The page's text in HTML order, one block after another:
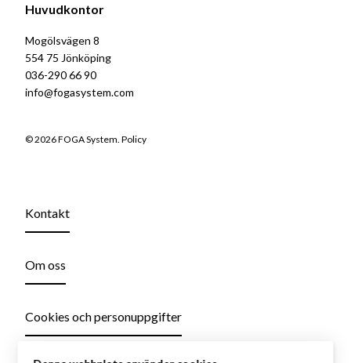
Huvudkontor
Mogölsvägen 8
554 75 Jönköping
036-290 66 90
info@fogasystem.com
© 2026 FOGA System. Policy
Kontakt
Om oss
Cookies och personuppgifter